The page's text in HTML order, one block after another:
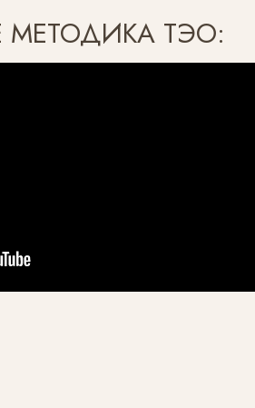
МЕТОДИКА ТЭО: